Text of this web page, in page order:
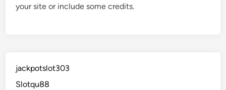
your site or include some credits.
jackpotslot303
Slotqu88